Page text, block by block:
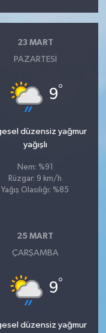
23 MART
PAZARTESI
9°
düzensiz yağmur
yağışlı
Nem: %91
Rüzgar: 9 km/h
Yağış Olasılığı: %85
25 MART
ÇARŞAMBA
9°
düzensiz yağmur